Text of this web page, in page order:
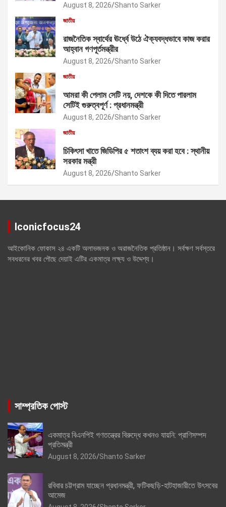
August 8, 2026 Shanto Sarker
জাতীয়
রাজনৈতিক স্বার্থের ঊর্ধ্বে উঠে ঐক্যবদ্ধভাবে কাজ করার
আহ্বান গণপূর্তমন্ত্রীর
August 8, 2026 Shanto Sarker
জাতীয়
আমরা কী পেলাম সেটি নয়, দেশকে কী দিতে পারলাম
সেটিই গুরুত্বপূর্ণ : প্রধানমন্ত্রী
August 8, 2026 Shanto Sarker
জাতীয়
চিকিৎসা খাতে জিডিপির ৫ শতাংশ ব্যয় করা হবে : স্থানীয়
সরকার মন্ত্রী
August 8, 2026 Shanto Sarker
Iconicfocus24
আইকোনিক ফোকাস ২৪ একটি অলাভজনক ও অরাজনৈতিক প্রতিষ্ঠান। সর্বক্ষণ সর্বস্তরে
সবধরনের খবর পৌছে দেয়াই এটির একমাত্র লক্ষ্য ও উদ্দেশ্য।
সাম্প্রতিক পোস্ট
একমাত্র বিএনপিই গণতন্ত্রের বিরুদ্ধে কখনও যায়নি: প্রাণিসম্পদ
প্রতিমন্ত্রী
August 8, 2026 Shanto Sarker
রবিবার চট্টগ্রাম যাচ্ছেন প্রধানমন্ত্রী, ফটিকছড়ি-হাটহাজারীতে উৎসবের
আমেজ